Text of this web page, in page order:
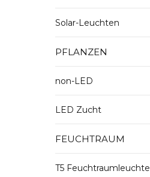
Solar-Leuchten
PFLANZEN
non-LED
LED Zucht
FEUCHTRAUM
T5 Feuchtraumleuchte